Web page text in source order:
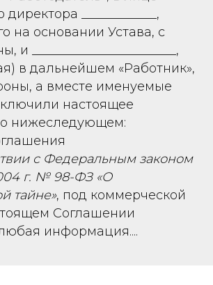
____________,
на основании Устава, с
и _______________________,
в дальнейшем «Работник»,
а вместе именуемые
настоящее
нижеследующем:
с Федеральным законом
г. № 98-ФЗ «О
тайне», под коммерческой
Соглашении
информация....